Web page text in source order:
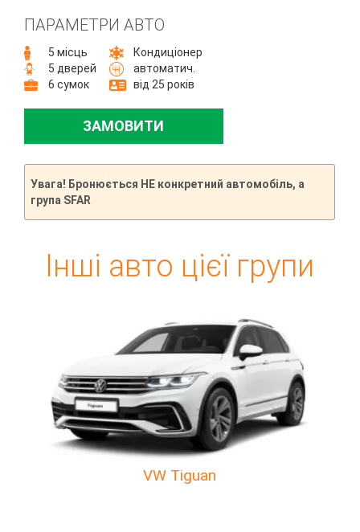
ПАРАМЕТРИ АВТО
5 місць
Кондиціонер
5 дверей
автоматич.
6 сумок
від 25 років
ЗАМОВИТИ
Увага! Бронюється НЕ конкретний автомобіль, а
група SFAR
Інші авто цієї групи
VW Tiguan